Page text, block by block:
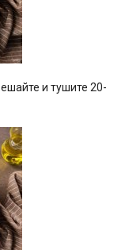
и тушите 20-